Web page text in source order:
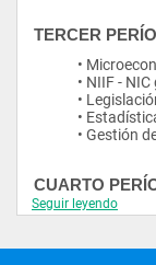
TERCER
•
• NIIF -
•
•
• Gestión
CUARTO
•
• Control
Seguir leyendo